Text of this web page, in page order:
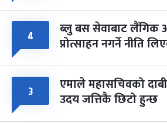
४ ब्लु बस सेवाबाट लैंगिक
प्रोत्साहन नगर्ने नीति
३ एमाले महासचिवको
उदय जत्तिकै छिटो हुन्छ